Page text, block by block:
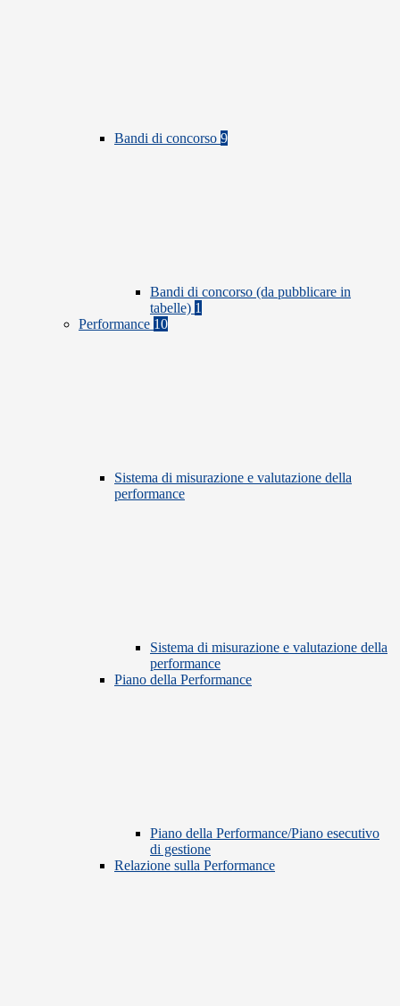
Bandi di concorso 9
Bandi di concorso (da pubblicare in
tabelle) 1
Performance 10
Sistema di misurazione e valutazione della
performance
Sistema di misurazione e valutazione della
performance
Piano della Performance
Piano della Performance/Piano esecutivo
di gestione
Relazione sulla Performance